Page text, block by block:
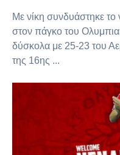
Με νίκη συνδυάστηκε το
στον πάγκο του
δύσκολα με 25-23 του
της 16ης ...